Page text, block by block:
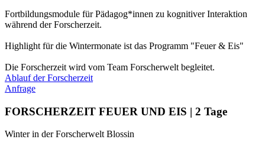
Fortbildungsmodule für Pädagog*innen zu kognitiver Interaktion
während der Forscherzeit.
Highlight für die Wintermonate ist das Programm "Feuer & Eis"
Die Forscherzeit wird vom Team Forscherwelt begleitet.
Ablauf der Forscherzeit
Anfrage
FORSCHERZEIT FEUER UND EIS | 2 Tage
Winter in der Forscherwelt Blossin